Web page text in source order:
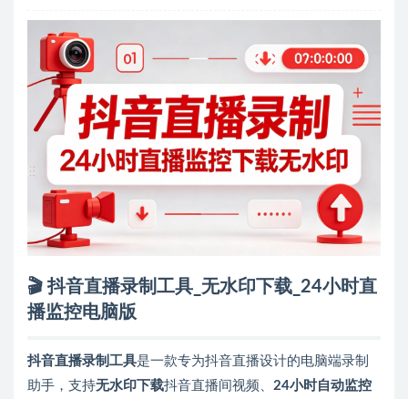
🎬 抖音直播录制工具_无水印下载_24小时直
播监控电脑版
抖音直播录制工具是一款专为抖音直播设计的电脑端录制
助手，支持无水印下载抖音直播间视频、 24小时自动监控